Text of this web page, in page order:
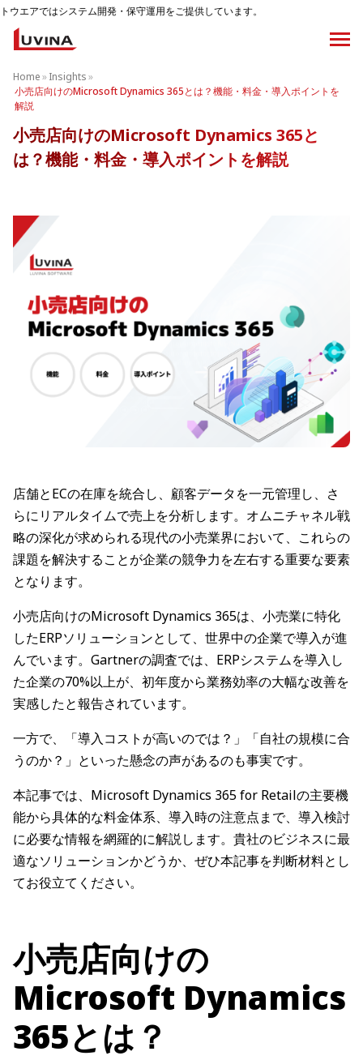
開発・保守運用をご提供しています。
Home»Insights»
小売店向けのMicrosoft Dynamics 365とは？機能・料金・導入ポイントを
解説
小売店向けのMicrosoft Dynamics 365と
は？機能・料金・導入ポイントを解説
店舗とECの在庫を統合し、顧客データを一元管理し、さ
らにリアルタイムで売上を分析します。オムニチャネル戦
略の深化が求められる現代の小売業界において、これらの
課題を解決することが企業の競争力を左右する重要な要素
となります。
小売店向けのMicrosoft Dynamics 365は、小売業に特化
したERPソリューションとして、世界中の企業で導入が進
んでいます。Gartnerの調査では、ERPシステムを導入し
た企業の70%以上が、初年度から業務効率の大幅な改善を
実感したと報告されています。
一方で、「導入コストが高いのでは？」「自社の規模に合
うのか？」といった懸念の声があるのも事実です。
本記事では、Microsoft Dynamics 365 for Retailの主要機
能から具体的な料金体系、導入時の注意点まで、導入検討
に必要な情報を網羅的に解説します。貴社のビジネスに最
適なソリューションかどうか、ぜひ本記事を判断材料とし
てお役立てください。
小売店向けの
Microsoft Dynamics
365とは？